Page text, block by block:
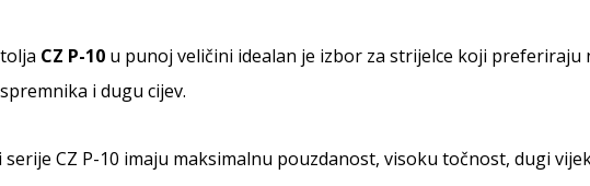
CZ P-10u punoj veličini idealan je izbor za strijelce koji preferiraju
i dugu cijev.
serije CZ P-10 imaju maksimalnu pouzdanost, visoku točnost, dugi